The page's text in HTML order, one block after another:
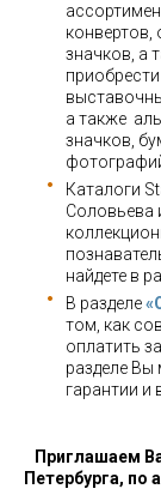
конвертов,
значков, а
а также
значков,
Каталоги
Соловьева
найдете в
В разделе
том, как
оплатить
разделе
гарантии и
Приглашаем
Петербурга, по